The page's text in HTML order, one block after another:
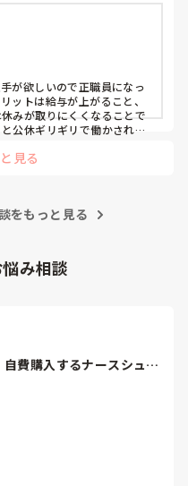
なかった、何年もかかった
！
が欲しいので正職員になっ
ットは給与が上がること、
みが取りにくくなることで
公休ギリギリで働かされま
見る
をもっと見る
み相談
費購入するナースシュー
で使用してる靴)っていく